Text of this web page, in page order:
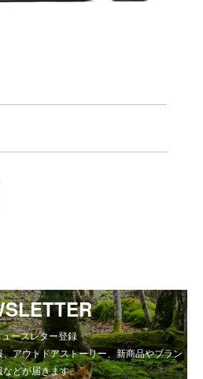
ースレター登録
アウトドアストーリー、新商品やブラン
などが届きます。